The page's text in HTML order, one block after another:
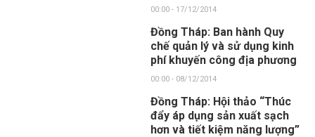
00:00 - 17/12/2014
Đồng Tháp: Ban hành Quy
chế quản lý và sử dụng kinh
phí khuyến công địa phương
00:00 - 08/12/2014
Đồng Tháp: Hội thảo “Thúc
đẩy áp dụng sản xuất sạch
hơn và tiết kiệm năng lượng”